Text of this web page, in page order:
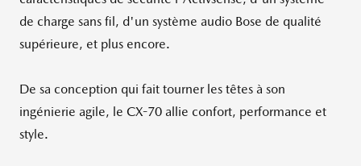
de charge sans fil, d'un système audio Bose de qualité
supérieure, et plus encore.
De sa conception qui fait tourner les têtes à son
ingénierie agile, le CX-70 allie confort, performance et
style.